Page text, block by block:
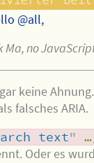
@all,
Ma, no
keine Ahnung.
falsches ARIA.
text" …
Oder es